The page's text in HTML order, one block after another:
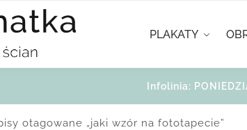
PLAKATY
Infolinia:
otagowane „jaki wzór na fototapecie”